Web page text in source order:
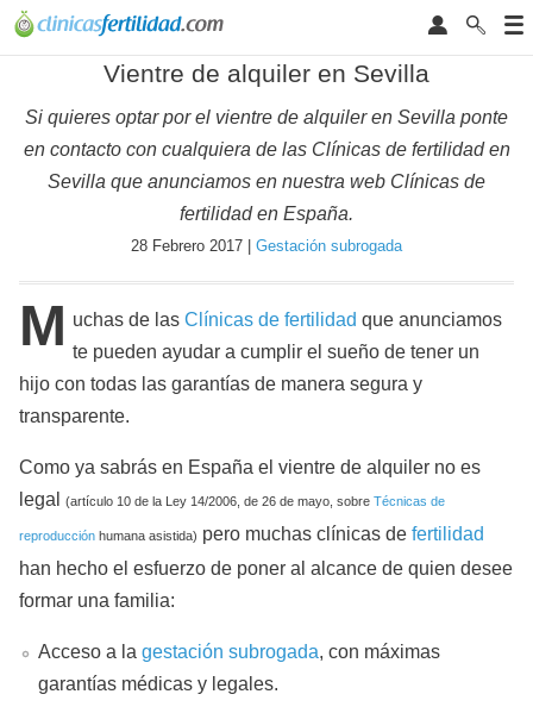
Vientre de alquiler en Sevilla
Si quieres optar por el vientre de alquiler en Sevilla ponte
en contacto con cualquiera de las Clínicas de fertilidad en
Sevilla que anunciamos en nuestra web Clínicas de
fertilidad en España.
28 Febrero 2017 | Gestación subrogada
M uchas de las Clínicas de fertilidad que anunciamos
te pueden ayudar a cumplir el sueño de tener un
hijo con todas las garantías de manera segura y
transparente.
Como ya sabrás en España el vientre de alquiler no es
legal
(artículo 10 de la Ley 14/2006, de 26 de mayo, sobre Técnicas de
reproducción humana asistida) pero muchas clínicas de fertilidad
han hecho el esfuerzo de poner al alcance de quien desee
formar una familia:
Acceso a la gestación subrogada, con máximas
garantías médicas y legales.